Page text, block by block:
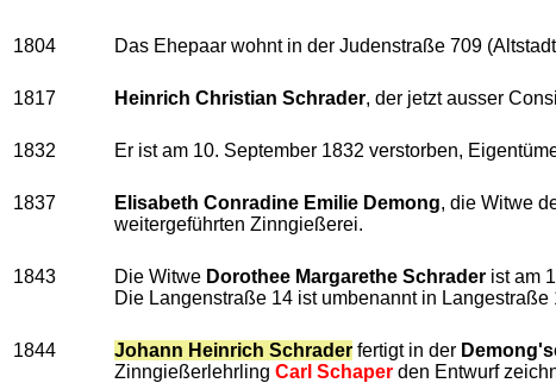
1804 Das Ehepaar wohnt in der Judenstraße 709
1817 Heinrich Christian Schrader, der jetzt ausser
1832 Er ist am 10. September 1832 verstorben,
1837 Elisabeth Conradine Emilie Demong, die Witwe
weitergeführten Zinngießerei.
1843 Die Witwe Dorothee Margarethe Schrader ist am
Die Langenstraße 14 ist umbenannt in Langestraße
1844 Johann Heinrich Schrader fertigt in der
Zinngießerlehrling Carl Schaper den Entwurf